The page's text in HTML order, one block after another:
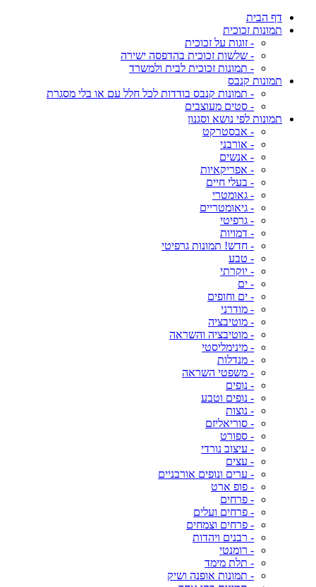
דף הבית
תמונות זכוכית
- זוגות על זכוכית
- שלשות זכוכית בהדפסה ישירה
- תמונות זכוכית לבית ולמשרד
תמונות קנבס
- תמונות קנבס בודדות לכל חלל עם או בלי מסגרת
- סטים מעוצבים
תמונות לפי נושא וסגנון
- אבסטרקט
- אורבני
- אנשים
- אפריקאיות
- בעלי חיים
- גאומטרי
- גיאומטריים
- גרפיטי
- דמויות
- חדש! תמונות גרפיטי
- טבע
- יוקרתי
- ים
- ים וחופים
- מודרני
- מוטיבציה
- מוטיבציה והשראה
- מינימליסטי
- מנדלות
- משפטי השראה
- נופים
- נופים וטבע
- נוצות
- סוריאליזם
- ספורט
- עיצוב נורדי
- עצים
- ערים ונופים אורבניים
- פופ ארט
- פרחים
- פרחים ועלים
- פרחים וצמחים
- רבנים ויהדות
- רומנטי
- תלת מימד
- תמונות אופנה ושיק